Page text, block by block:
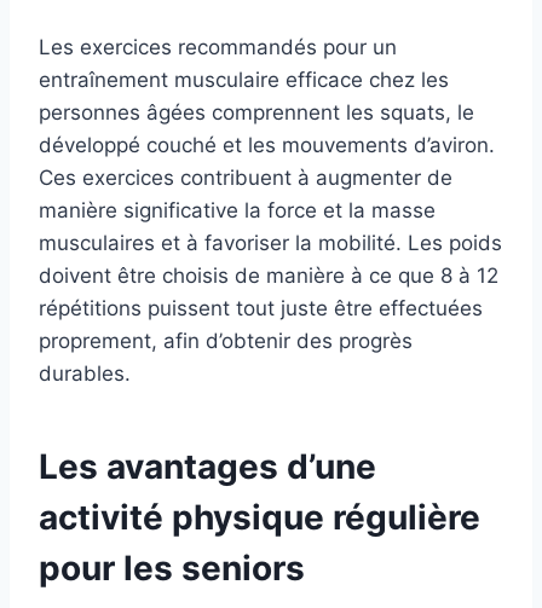
Les exercices recommandés pour un
entraînement musculaire efficace chez les
personnes âgées comprennent les squats, le
développé couché et les mouvements d’aviron.
Ces exercices contribuent à augmenter de
manière significative la force et la masse
musculaires et à favoriser la mobilité. Les poids
doivent être choisis de manière à ce que 8 à 12
répétitions puissent tout juste être effectuées
proprement, afin d’obtenir des progrès
durables.
Les avantages d’une
activité physique régulière
pour les seniors